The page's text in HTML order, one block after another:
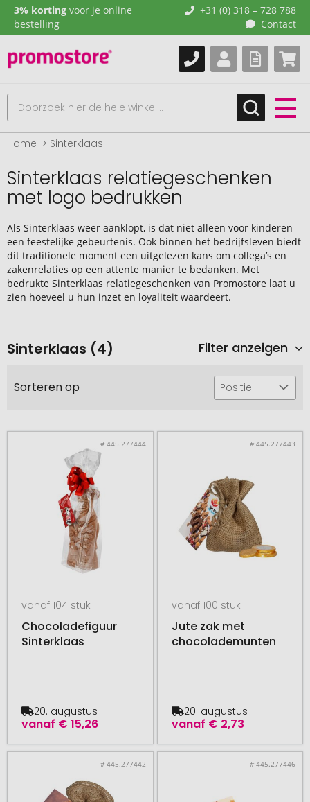
3% korting voor je online
bestelling
+31 (0) 318 – 728 788
Contact
Home Sinterklaas
Sinterklaas relatiegeschenken
met logo bedrukken
Als Sinterklaas weer aanklopt, is dat niet alleen voor kinderen
een feestelijke gebeurtenis. Ook binnen het bedrijfsleven biedt
dit traditionele moment een uitgelezen kans om collega’s en
zakenrelaties op een attente manier te bedanken. Met
bedrukte Sinterklaas relatiegeschenken van Promostore laat u
zien hoeveel u hun inzet en loyaliteit waardeert.
Sinterklaas (4) Filter anzeigen
Sorteren op Positie
# 445.277444
vanaf 104 stuk
Chocoladefiguur
Sinterklaas
vanaf € 15,26
20. augustus
# 445.277443
vanaf 100 stuk
Jute zak met
chocolademunten
vanaf € 2,73
20. augustus
# 445.277442 # 445.277446